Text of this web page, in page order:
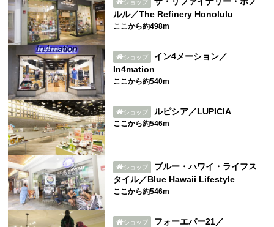
ショップ
ルル／The Refinery Honolulu
ここから約498m
ショップ
イン4メーション／
In4mation
ここから約540m
ショップ ルピシア／LUPICIA
ここから約546m
ショップ
ブルー・ハワイ・ライフス
タイル／Blue Hawaii Lifestyle
ここから約546m
ショップ
フォーエバー21／